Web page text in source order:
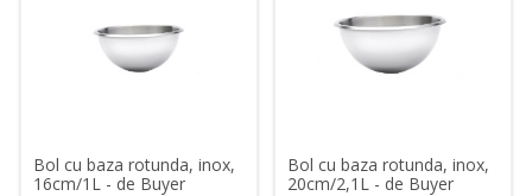
Bol cu baza rotunda, inox,
16cm/1L - de Buyer
Bol cu baza rotunda, inox,
20cm/2,1L - de Buyer